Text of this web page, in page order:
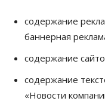
Бизнес Власть
Правительство
выпуск бензина
Общество
«За
настоящая
содержание
баннерная
содержание
содержание
«Новости